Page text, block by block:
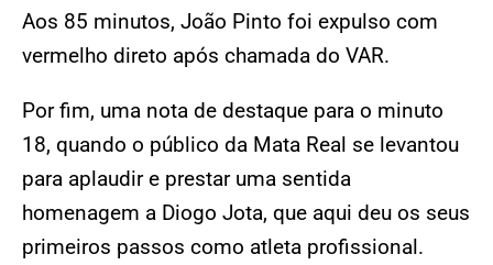
Aos 85 minutos, João Pinto foi expulso com
vermelho direto após chamada do VAR.
Por fim, uma nota de destaque para o minuto
18, quando o público da Mata Real se levantou
para aplaudir e prestar uma sentida
homenagem a Diogo Jota, que aqui deu os seus
primeiros passos como atleta profissional.